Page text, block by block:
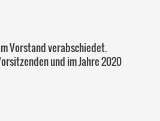
Vorstand verabschiedet.
und im Jahre 2020